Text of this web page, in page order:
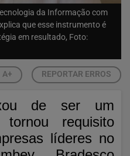
da Informação com
que esse instrumento é
em resultado, Foto:
A+ REPORTAR ERROS
de ser um
requisito
líderes no